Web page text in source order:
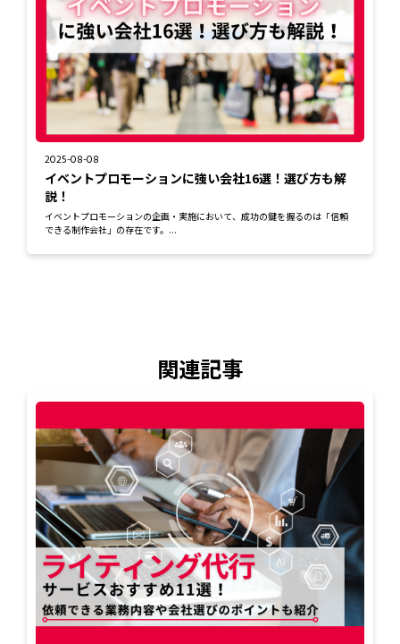
2025-08-08
イベントプロモーションに強い会社16選！選び方も解
説！
イベントプロモーションの企画・実施において、成功の鍵を握るのは「信頼
できる制作会社」の存在です。...
関連記事